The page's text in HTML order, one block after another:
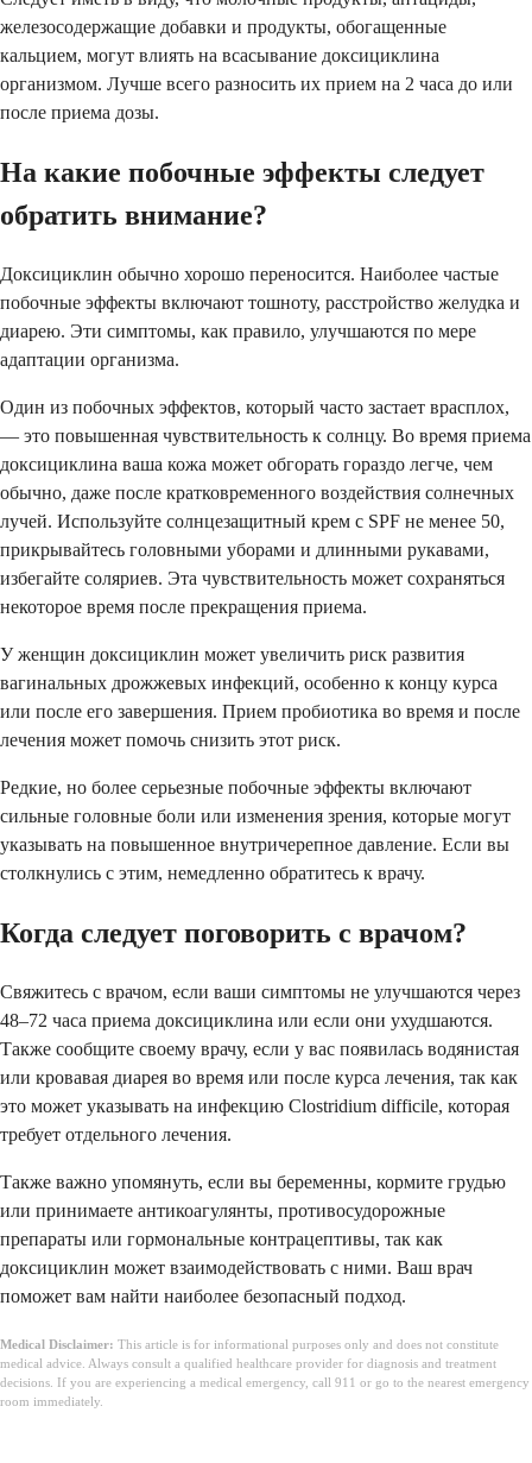
железосодержащие добавки и продукты, обогащенные
кальцием, могут влиять на всасывание доксициклина
организмом. Лучше всего разносить их прием на 2 часа до или
после приема дозы.
На какие побочные эффекты следует
обратить внимание?
Доксициклин обычно хорошо переносится. Наиболее частые
побочные эффекты включают тошноту, расстройство желудка и
диарею. Эти симптомы, как правило, улучшаются по мере
адаптации организма.
Один из побочных эффектов, который часто застает врасплох,
— это повышенная чувствительность к солнцу. Во время приема
доксициклина ваша кожа может обгорать гораздо легче, чем
обычно, даже после кратковременного воздействия солнечных
лучей. Используйте солнцезащитный крем с SPF не менее 50,
прикрывайтесь головными уборами и длинными рукавами,
избегайте соляриев. Эта чувствительность может сохраняться
некоторое время после прекращения приема.
У женщин доксициклин может увеличить риск развития
вагинальных дрожжевых инфекций, особенно к концу курса
или после его завершения. Прием пробиотика во время и после
лечения может помочь снизить этот риск.
Редкие, но более серьезные побочные эффекты включают
сильные головные боли или изменения зрения, которые могут
указывать на повышенное внутричерепное давление. Если вы
столкнулись с этим, немедленно обратитесь к врачу.
Когда следует поговорить с врачом?
Свяжитесь с врачом, если ваши симптомы не улучшаются через
48–72 часа приема доксициклина или если они ухудшаются.
Также сообщите своему врачу, если у вас появилась водянистая
или кровавая диарея во время или после курса лечения, так как
это может указывать на инфекцию Clostridium difficile, которая
требует отдельного лечения.
Также важно упомянуть, если вы беременны, кормите грудью
или принимаете антикоагулянты, противосудорожные
препараты или гормональные контрацептивы, так как
доксициклин может взаимодействовать с ними. Ваш врач
поможет вам найти наиболее безопасный подход.
Medical Disclaimer: This article is for informational purposes only and does not constitute
medical advice. Always consult a qualified healthcare provider for diagnosis and treatment
decisions. If you are experiencing a medical emergency, call 911 or go to the nearest emergency
room immediately.